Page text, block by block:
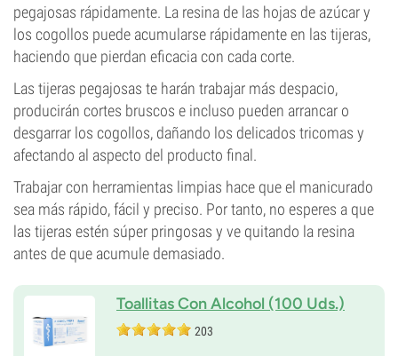
pegajosas rápidamente. La resina de las hojas de azúcar y
los cogollos puede acumularse rápidamente en las tijeras,
haciendo que pierdan eficacia con cada corte.
Las tijeras pegajosas te harán trabajar más despacio,
producirán cortes bruscos e incluso pueden arrancar o
desgarrar los cogollos, dañando los delicados tricomas y
afectando al aspecto del producto final.
Trabajar con herramientas limpias hace que el manicurado
sea más rápido, fácil y preciso. Por tanto, no esperes a que
las tijeras estén súper pringosas y ve quitando la resina
antes de que acumule demasiado.
Toallitas Con Alcohol (100 Uds.)
203